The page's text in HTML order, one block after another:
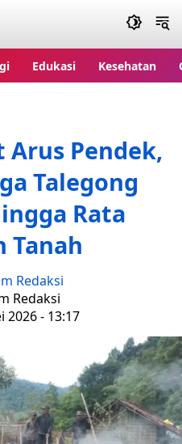
Edukasi Kesehatan
Pendek,
Talegong
Rata
Tanah
Redaksi
Redaksi
2026 - 13:17